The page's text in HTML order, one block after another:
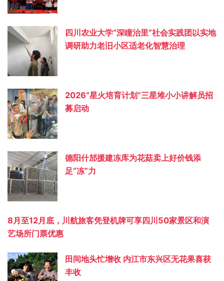
四川农业大学“深瞳治里”社会实践团以实地
调研助力老旧小区适老化智慧治理
2026“星火培育计划”三星堆小小讲解员招
募启动
德阳什邡援建冻库为花菇卖上好价钱添
足“冻”力
8月至12月底，川航旅客凭登机牌可享四川50家景区和演
艺场所门票优惠
田间地头忙增收 内江市东兴区无花果喜获
丰收